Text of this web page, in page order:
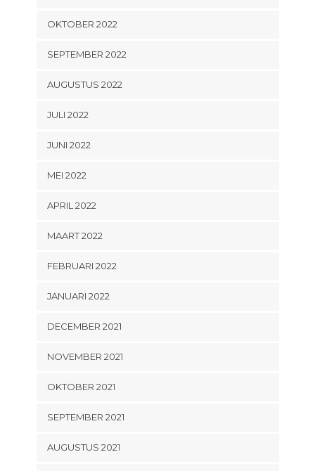
OKTOBER 2022
SEPTEMBER 2022
AUGUSTUS 2022
JULI 2022
JUNI 2022
MEI 2022
APRIL 2022
MAART 2022
FEBRUARI 2022
JANUARI 2022
DECEMBER 2021
NOVEMBER 2021
OKTOBER 2021
SEPTEMBER 2021
AUGUSTUS 2021